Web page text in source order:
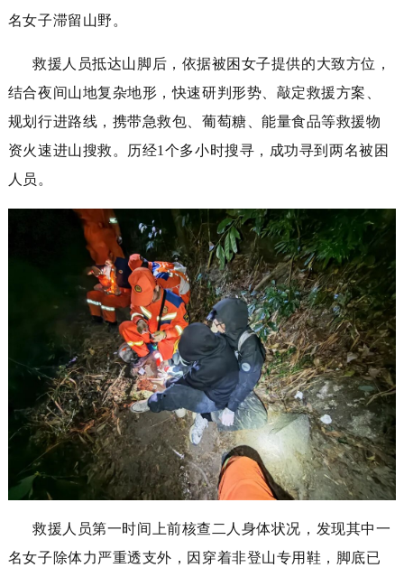
名女子滞留山野。
救援人员抵达山脚后，依据被困女子提供的大致方位，
结合夜间山地复杂地形，快速研判形势、敲定救援方案、
规划行进路线，携带急救包、葡萄糖、能量食品等救援物
资火速进山搜救。历经1 个多小时搜寻 ，成功寻到 两名被困
人员。
救援人员第一时间上前核查二人身体状况， 发现其中一
名女子除体力严重透支外，因穿着非登山专用鞋，脚底已